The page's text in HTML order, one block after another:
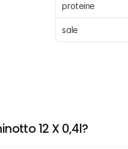
proteine
sale
12 X 0,4l?